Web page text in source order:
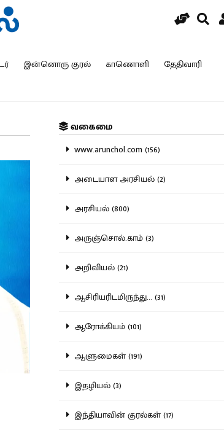
இன்னொரு குரல் காணொளி தேதிவாரி
வகைமை
www.arunchol.com (156)
அடையாள அரசியல் (2)
அரசியல் (800)
அருஞ்சொல்.காம் (3)
அறிவியல் (21)
ஆசிரியரிடமிருந்து... (31)
ஆரோக்கியம் (101)
ஆளுமைகள் (191)
இதழியல் (3)
இந்தியாவின் குரல்கள் (17)